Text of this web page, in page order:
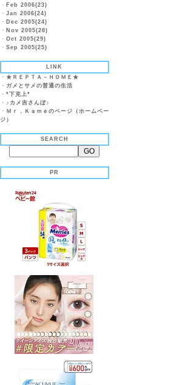
・ Feb 2006(23)
・ Jan 2006(24)
・ Dec 2005(24)
・ Nov 2005(28)
・ Oct 2005(29)
・ Sep 2005(25)
LINK
・ ★ＲＥＰＴＡ－ＨＯＭＥ★
・ ガメとサメの普通の生活
・ *下克上*
・ ♪カメ吉さんぼ♪
・ Ｍｒ．Ｋａｍｅのページ（ホームペー
ジ）
SEARCH
PR